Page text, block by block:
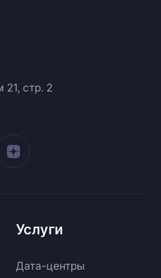
21, стр. 2
Услуги
Дата-центры